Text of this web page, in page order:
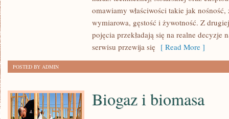
BUDOWNICTWIE
omawiamy właściwości takie jak
wymiarowa, gęstość i żywotność. Z
pojęcia przekładają się na realne decyzje
serwisu przewija się [ Read More ]
POSTED BY ADMIN
Biogaz i biomasa